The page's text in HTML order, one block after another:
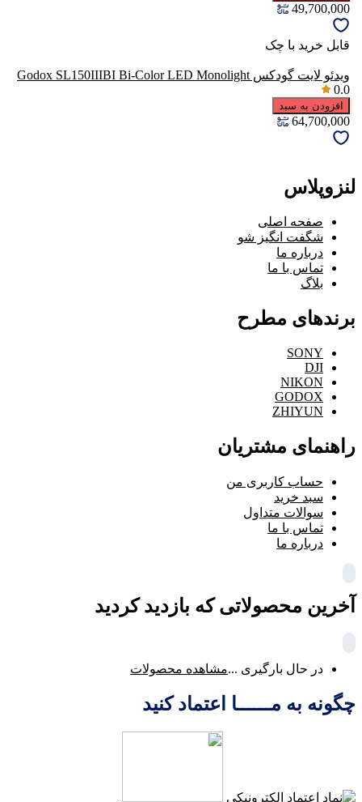
49,700,000
قابل خرید با چک
ویدئو لایت گودکس Godox SL150IIIBI Bi-Color LED Monolight
0.0
افزودن به سبد
64,700,000
لنزوپلاس
صفحه اصلی
شگفت انگیز شو
درباره ما
تماس با ما
بلاگ
برندهای مطرح
SONY
DJI
NIKON
GODOX
ZHIYUN
راهنمای مشتریان
حساب کاربری من
سبد خرید
سوالات متداول
تماس با ما
درباره ما
آخرین محصولاتی که بازدید کردید
در حال بارگیری ...مشاهده محصولات
چگونه به مــــــا اعتماد کنید